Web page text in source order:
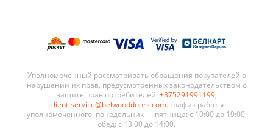
Уполномоченный рассматривать обращения покупателей о
нарушении их прав, предусмотренных законодательством о
защите прав потребителей: +375291991199,
client-service@belwooddoors.com. График работы
уполномоченного: понедельник — пятница: с 10:00 до 19:00;
обед: с 13:00 до 14:00.